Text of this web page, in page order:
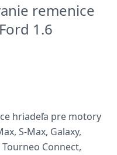
remenice
1.6
hriadeľa pre motory
S-Max, Galaxy,
Connect,